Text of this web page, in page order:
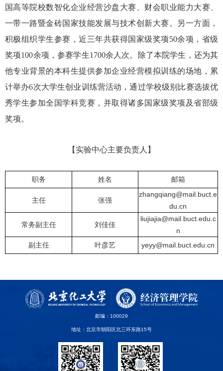
国高等院校数智化企业经营沙盘大赛、财会职业能力大赛、
一带一路暨金砖国家技能发展与技术创新大赛。另一方面，
积极组织学生参赛，近三年共获得国家级奖项50余项，省级
奖项100余项，参赛学生1700余人次。除了本院学生，还为其
他专业背景的本科生提供参加企业经营模拟训练的场地，累
计举办6次大学生创业训练营活动，通过学校级别比赛选拔优
秀学生参加全国学科竞赛，并取得诸多国家级奖项及省部级
奖项。
【实验中心主要负责人】
职务 姓名 邮箱
主任 张强
zhangqiang@mail.buct.e
du.cn
常务副主任 刘佳佳
liujiajia@mail.buct.edu.c
n
副主任
叶彦艺 yeyy@mail.buct.edu.cn
邮编：100029
地址：北京市朝阳区北三环东路15号